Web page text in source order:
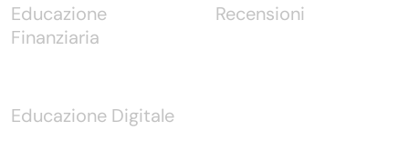
Educazione
Finanziaria
Educazione Digitale
Recensioni